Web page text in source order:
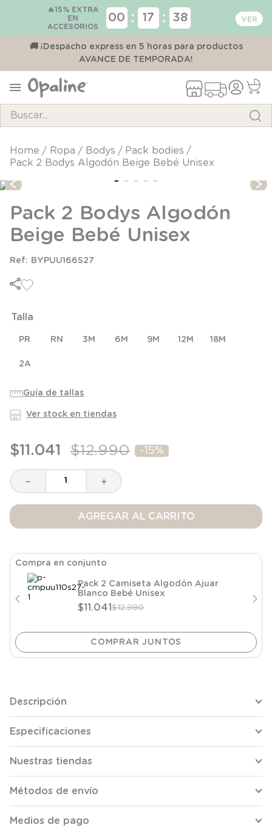
🔥15% EXTRA
EN
ACCESORIOS
00 : 17 : 37
🚚 ¡Despacho express en 5 horas para productos
AVANCE DE TEMPORADA!
ropa bodys
pack bodies
Pack 2 Bodys Algodón Beige Bebé Unisex
Pack 2 Bodys Algodón
Beige Bebé Unisex
BYPUU166S27
Talla
PR RN 3M 6M 9M 12M 18M
2A
Guía de tallas
Ver stock en tiendas
$11 .041 $12.990 -15%
＋
－
AGREGAR AL CARRITO
Compra en conjunto
Pack 2 Camiseta Algodón Ajuar
Blanco Bebé Unisex
$11.041$12.990
Descripción
Especificaciones
Nuestras tiendas
Métodos de envío
Medios de pago
TÉRMINOS MÁS BUSCADOS
3.
zapatillas
4.
body
5
panty
8.
9.
saco
10